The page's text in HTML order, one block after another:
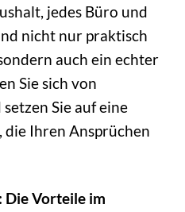
jedes Büro und
nicht nur praktisch
auch ein echter
Sie sich von
Sie auf eine
Ihren Ansprüchen
Die Vorteile im